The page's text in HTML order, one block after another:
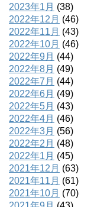
2023年1月 (38)
2022年12月 (46)
2022年11月 (43)
2022年10月 (46)
2022年9月 (44)
2022年8月 (49)
2022年7月 (44)
2022年6月 (49)
2022年5月 (43)
2022年4月 (46)
2022年3月 (56)
2022年2月 (48)
2022年1月 (45)
2021年12月 (63)
2021年11月 (61)
2021年10月 (70)